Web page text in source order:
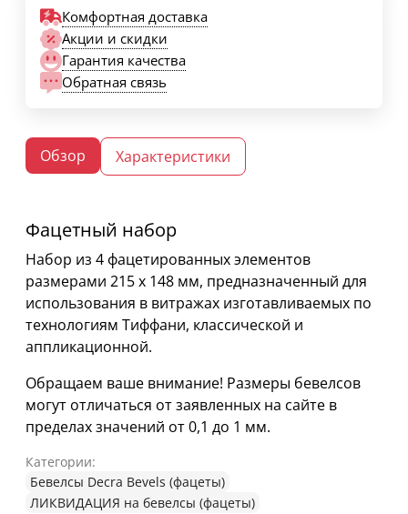
Комфортная доставка
Акции и скидки
Гарантия качества
Обратная связь
Обзор Характеристики
Фацетный набор
Набор из 4 фацетированных элементов
размерами 215 х 148 мм, предназначенный для
использования в витражах изготавливаемых по
технологиям Тиффани, классической и
аппликационной.
Обращаем ваше внимание! Размеры бевелсов
могут отличаться от заявленных на сайте в
пределах значений от 0,1 до 1 мм.
Категории:
Бевелсы Decra Bevels (фацеты)
ЛИКВИДАЦИЯ на бевелсы (фацеты)